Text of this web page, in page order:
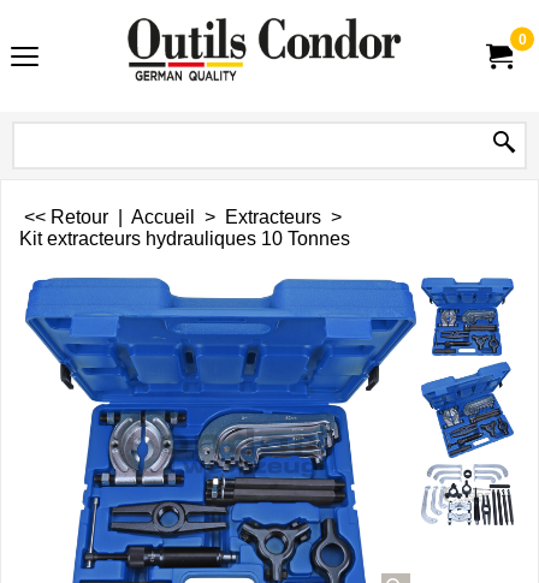
0
<< Retour Accueil > Extracteurs >
Kit extracteurs hydrauliques 10 Tonnes